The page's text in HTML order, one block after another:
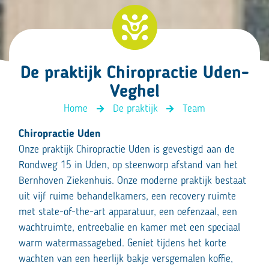
De praktijk Chiropractie Uden-
Veghel
Home De praktijk Team
Chiropractie Uden
Onze praktijk Chiropractie Uden is gevestigd aan de
Rondweg 15 in Uden, op steenworp afstand van het
Bernhoven Ziekenhuis. Onze moderne praktijk bestaat
uit vijf ruime behandelkamers, een recovery ruimte
met state-of-the-art apparatuur, een oefenzaal, een
wachtruimte, entreebalie en kamer met een speciaal
warm watermassagebed. Geniet tijdens het korte
wachten van een heerlijk bakje versgemalen koffie,